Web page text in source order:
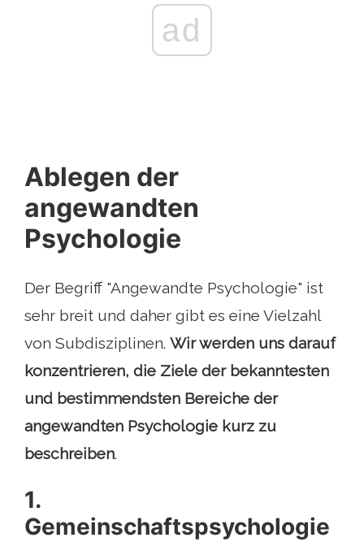
ad
Ablegen der
angewandten
Psychologie
Der Begriff "Angewandte Psychologie" ist
sehr breit und daher gibt es eine Vielzahl
von Subdisziplinen. Wir werden uns darauf
konzentrieren, die Ziele der bekanntesten
und bestimmendsten Bereiche der
angewandten Psychologie kurz zu
beschreiben.
1.
Gemeinschaftspsychologie